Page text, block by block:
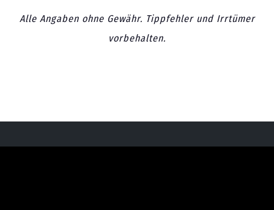
Alle Angaben ohne Gewähr. Tippfehler und Irrtümer
vorbehalten.